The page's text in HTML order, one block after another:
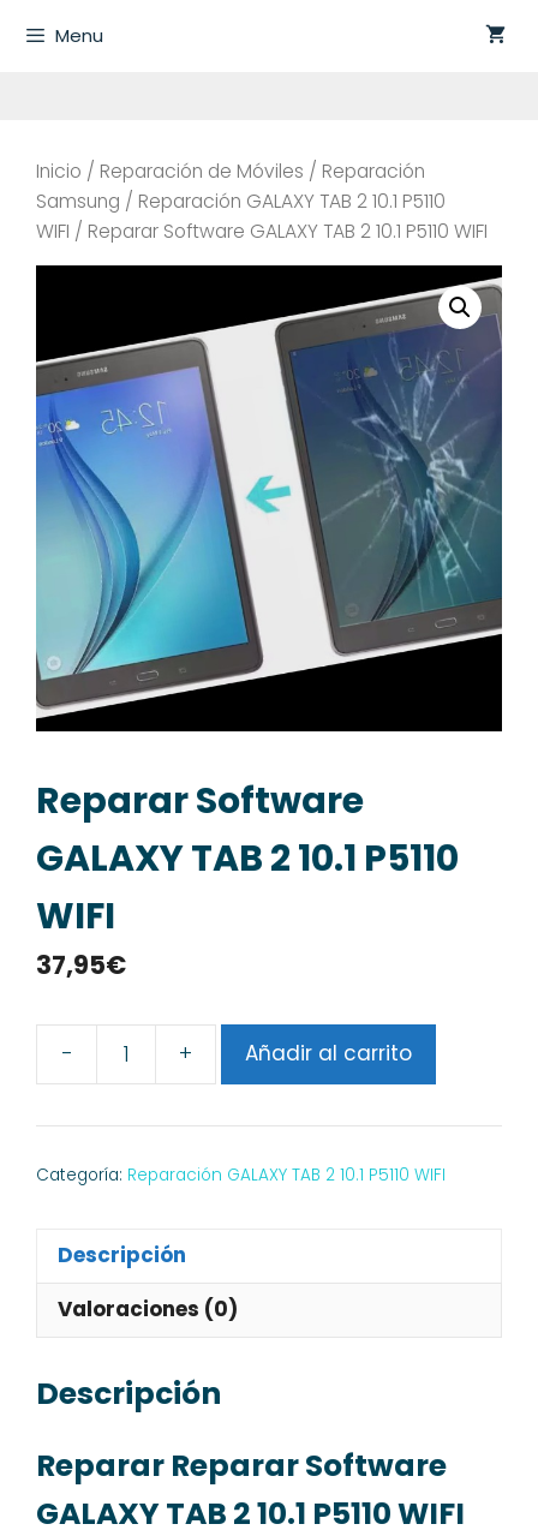
Menu
Inicio / Reparación de Móviles / Reparación
Samsung / Reparación GALAXY TAB 2 10.1 P5110
WIFI / Reparar Software GALAXY TAB 2 10.1 P5110 WIFI
Reparar Software
GALAXY TAB 2 10.1 P5110
WIFI
37,95€
-
Reparar
GALAXY
TAB
WIFI
cantidad
+ Añadir al carrito
Categoría: Reparación GALAXY TAB 2 10.1 P5110 WIFI
Descripción
Valoraciones (0)
Descripción
Reparar Reparar Software
GALAXY TAB 2 10.1 P5110 WIFI